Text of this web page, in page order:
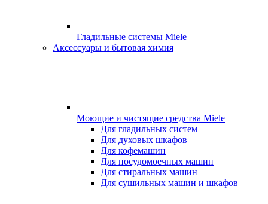
Гладильные системы Miele
Аксессуары и бытовая химия
Моющие и чистящие средства Miele
Для гладильных систем
Для духовых шкафов
Для кофемашин
Для посудомоечных машин
Для стиральных машин
Для сушильных машин и шкафов